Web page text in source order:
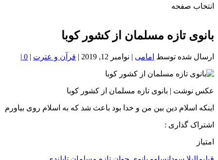
انتخاب صفحه
خون
شمال
بانوی تازه مسلمان از کشور کوبا
ارسال شده توسط امامی | نوامبر 12, 2019 | قرآن و عترت |
0
|
عکس نوشت | بانوی تازه مسلمان از کشور کوبا
اینکه اسلام دین بین من و خدا بود باعث شد که به اسلام روی بیاورم
اشتراک گذاری :
امتیاز